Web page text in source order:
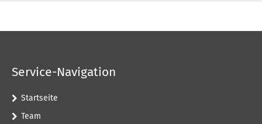
Service-Navigation
Startseite
Team